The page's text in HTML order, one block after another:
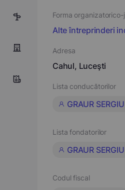
2
Forma
Alte întreprinderi
Adresa
Cahul, Luceşti
Lista conducătorilor
GRAUR SERGIU
Lista fondatorilor
GRAUR SERGIU
Codul fiscal